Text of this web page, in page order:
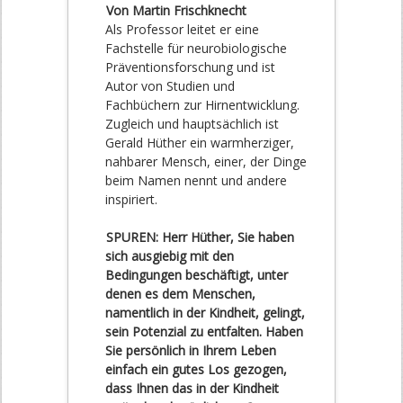
Von Martin Frischknecht
Als Professor leitet er eine
Fachstelle für neurobiologische
Präventionsforschung und ist
Autor von Studien und
Fachbüchern zur Hirnentwicklung.
Zugleich und hauptsächlich ist
Gerald Hüther ein warmherziger,
nahbarer Mensch, einer, der Dinge
beim Namen nennt und andere
inspiriert.
SPUREN: Herr Hüther, Sie haben
sich ausgiebig mit den
Bedingungen beschäftigt, unter
denen es dem Menschen,
namentlich in der Kindheit, gelingt,
sein Potenzial zu entfalten. Haben
Sie persönlich in Ihrem Leben
einfach ein gutes Los gezogen,
dass Ihnen das in der Kindheit